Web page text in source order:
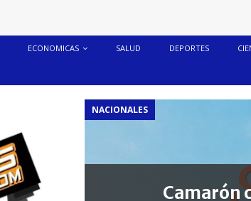
ECONOMICAS SALUD DEPORTES
NACIONALES
Camarón